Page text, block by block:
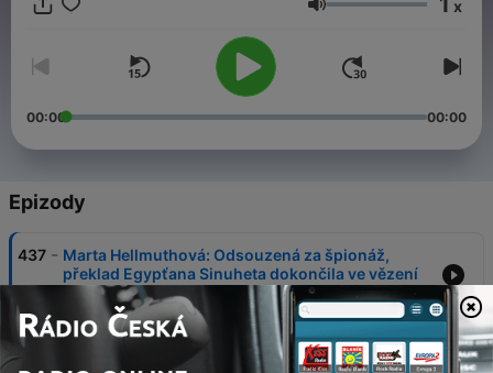
Hlasitost x
00:00 00:00
Epizody
437 - Marta Hellmuthová: Odsouzená za špionáž,
překlad Egypťana Sinuheta dokončila ve vězení
02 srp. 2026
436 - Kateřina z Ludanic: Rozděloval je věk i duševní
choroba. Přesto ji Petr Vok hluboce miloval